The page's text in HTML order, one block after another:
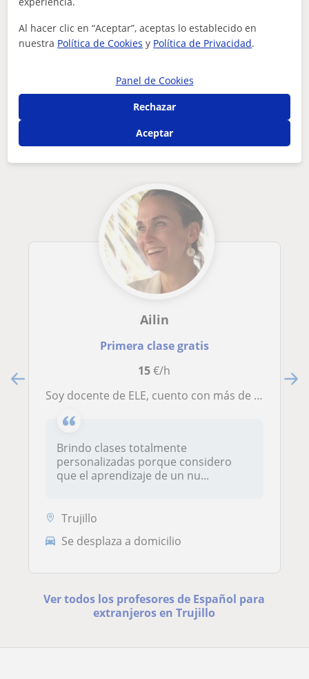
¿Hay algún error en este perfil?Cuéntanos
Otros profesores de Español para
extranjeros en Trujillo que pueden
Ailin
Primera clase gratis
15€/h
Soy docente de ELE, cuento con más de 8 años de experiencia, adapto mis clases a las necesidades de cada estudiante
Brindo clases totalmente
personalizadas porque considero
que el aprendizaje de un nu...
Trujillo
Se desplaza a domicilio
Ver todos los profesores de Español para
extranjeros en Trujillo
Al hacer clic en “Aceptar”, aceptas lo establecido en
nuestra Política de Cookies y Política de Privacidad.
Panel de Cookies
Rechazar
Aceptar